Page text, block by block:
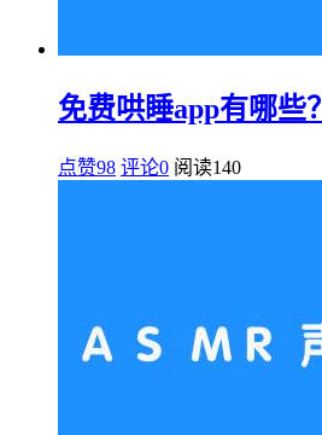
免费哄睡app有哪些？
点赞98 评论0 阅读140